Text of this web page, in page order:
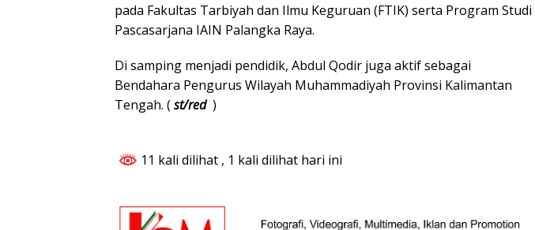
pada Fakultas Tarbiyah dan Ilmu Keguruan (FTIK) serta Program Studi
Pascasarjana IAIN Palangka Raya.
Di samping menjadi pendidik, Abdul Qodir juga aktif sebagai
Bendahara Pengurus Wilayah Muhammadiyah Provinsi Kalimantan
Tengah. (st/red )
11 kali dilihat , 1 kali dilihat hari ini